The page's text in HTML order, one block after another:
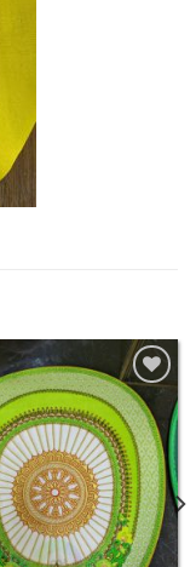
Add to
Wishlist